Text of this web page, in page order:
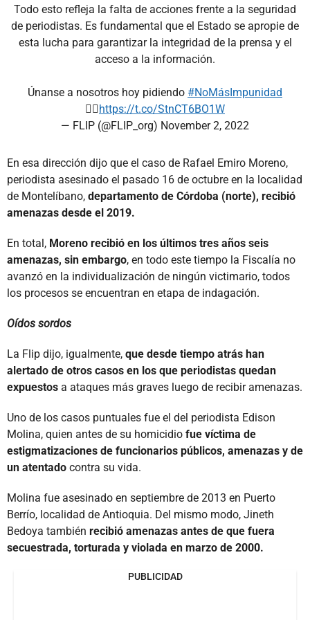
Todo esto refleja la falta de acciones frente a la seguridad
de periodistas. Es fundamental que el Estado se apropie de
esta lucha para garantizar la integridad de la prensa y el
acceso a la información.
Únanse a nosotros hoy pidiendo #NoMásImpunidad
👉🏽https://t.co/StnCT6BO1W
— FLIP (@FLIP_org) November 2, 2022
En esa dirección dijo que el caso de Rafael Emiro Moreno,
periodista asesinado el pasado 16 de octubre en la localidad
de Montelíbano, departamento de Córdoba (norte), recibió
amenazas desde el 2019.
En total, Moreno recibió en los últimos tres años seis
amenazas, sin embargo, en todo este tiempo la Fiscalía no
avanzó en la individualización de ningún victimario, todos
los procesos se encuentran en etapa de indagación.
Oídos sordos
La Flip dijo, igualmente, que desde tiempo atrás han
alertado de otros casos en los que periodistas quedan
expuestos a ataques más graves luego de recibir amenazas.
Uno de los casos puntuales fue el del periodista Edison
Molina, quien antes de su homicidio fue víctima de
estigmatizaciones de funcionarios públicos, amenazas y de
un atentado contra su vida.
Molina fue asesinado en septiembre de 2013 en Puerto
Berrío, localidad de Antioquia. Del mismo modo, Jineth
Bedoya también recibió amenazas antes de que fuera
secuestrada, torturada y violada en marzo de 2000.
PUBLICIDAD